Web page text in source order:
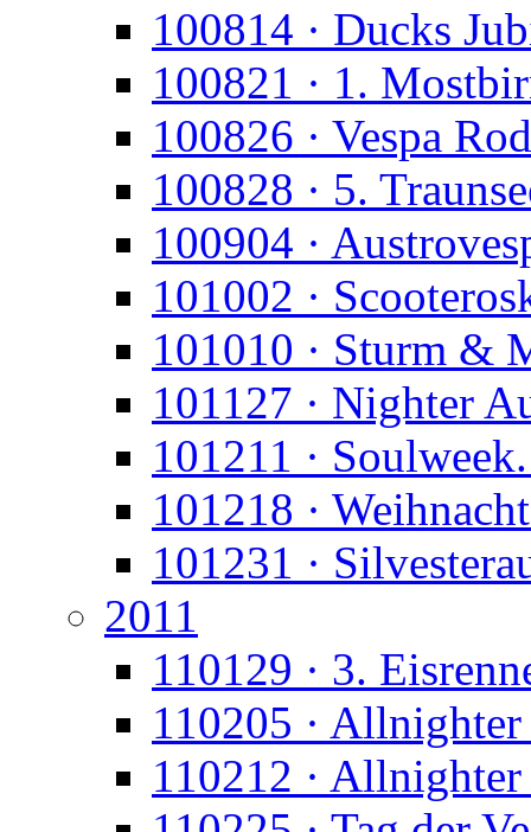
100814 · Ducks
100821 · 1.
100826 · Vespa
100828 · 5.
100904 ·
101002 ·
101010 · Sturm &
101127 · Nighter
101211 ·
101218 ·
101231 ·
2011
110129 · 3.
110205 ·
110212 ·